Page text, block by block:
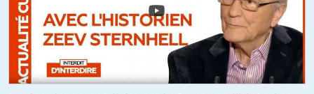
Rond// 25.06.2020 à 14h47
Vous croyez que je rêve ? Ne prenez pas au premier degré ce qui
consistait à souligner le comportement d’Israel vis-à-vis de la